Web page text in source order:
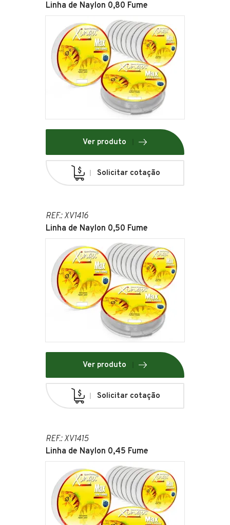
Linha de Naylon 0,80 Fume
Ver produto
Solicitar cotação
REF.: XV1416
Linha de Naylon 0,50 Fume
Ver produto
Solicitar cotação
REF.: XV1415
Linha de Naylon 0,45 Fume